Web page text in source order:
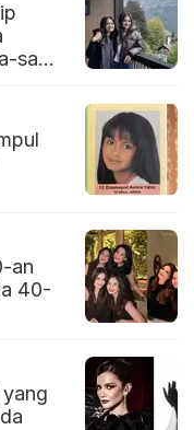
sama
an
40-